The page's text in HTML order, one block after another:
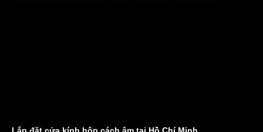
Lắp đặt cửa kính hộp cách âm tại Hồ Chí Minh